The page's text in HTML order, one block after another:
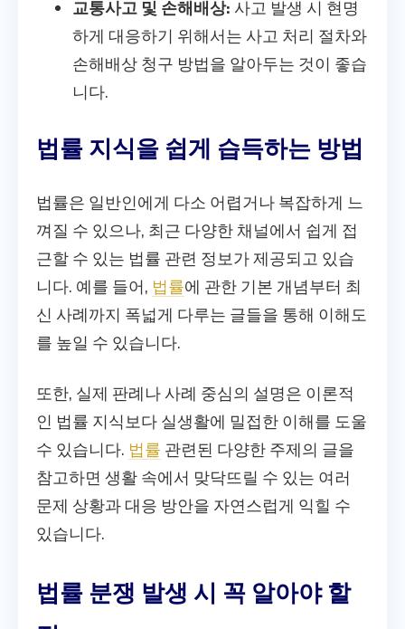
교통사고 및 손해배상: 사고 발생 시 현명
하게 대응하기 위해서는 사고 처리 절차와
손해배상 청구 방법을 알아두는 것이 좋습
니다.
법률 지식을 쉽게 습득하는 방법
법률은 일반인에게 다소 어렵거나 복잡하게 느
껴질 수 있으나, 최근 다양한 채널에서 쉽게 접
근할 수 있는 법률 관련 정보가 제공되고 있습
니다. 예를 들어, 법률에 관한 기본 개념부터 최
신 사례까지 폭넓게 다루는 글들을 통해 이해도
를 높일 수 있습니다.
또한, 실제 판례나 사례 중심의 설명은 이론적
인 법률 지식보다 실생활에 밀접한 이해를 도울
수 있습니다. 법률 관련된 다양한 주제의 글을
참고하면 생활 속에서 맞닥뜨릴 수 있는 여러
문제 상황과 대응 방안을 자연스럽게 익힐 수
있습니다.
법률 분쟁 발생 시 꼭 알아야 할